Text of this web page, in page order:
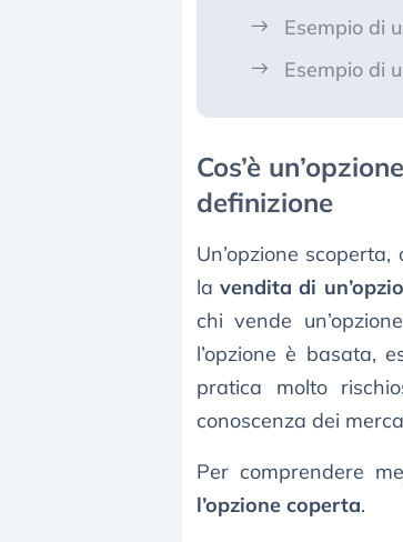
Esempio di
Esempio di
Cos’è
definizione
Un’opzione
lavendita di
chi vende
l’opzione è basata,
pratica molto
conoscenza dei
Per comprendere
l’opzione coperta.